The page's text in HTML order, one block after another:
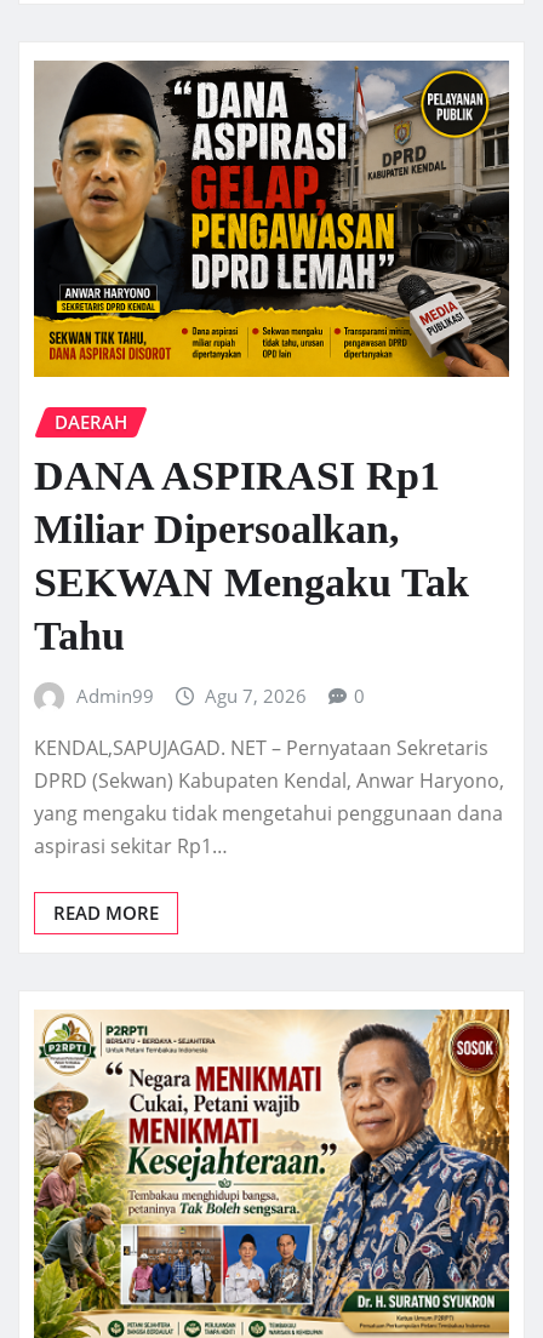
DAERAH
DANA ASPIRASI Rp1
Miliar Dipersoalkan,
SEKWAN Mengaku Tak
Tahu
Admin99 Agu 7, 2026 0
KENDAL,SAPUJAGAD. NET – Pernyataan Sekretaris
DPRD (Sekwan) Kabupaten Kendal, Anwar Haryono,
yang mengaku tidak mengetahui penggunaan dana
aspirasi sekitar Rp1…
READ MORE